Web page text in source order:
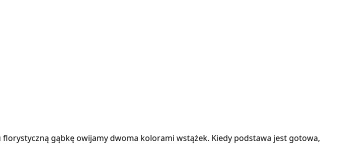
gąbkę owijamy dwoma kolorami wstążek. Kiedy podstawa jest gotowa,